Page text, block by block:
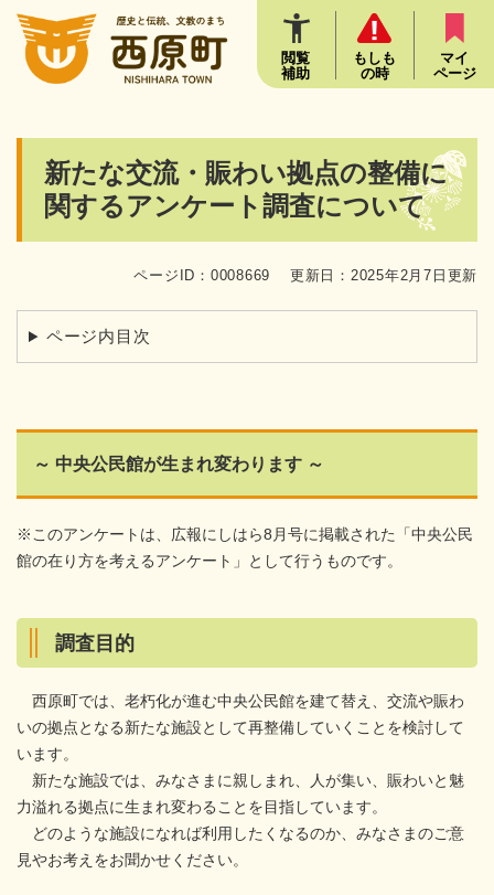
メニューを飛ばして本文へ
閲覧
補助
もしも
の時
マイ
ページ
新たな交流・賑わい拠点の整備に
関するアンケート調査について
ページID：0008669 更新日：2025年2月7日更新
ページ内目次
～ 中央公民館が生まれ変わります ～
※このアンケートは、広報にしはら8月号に掲載された「中央公民
館の在り方を考えるアンケート」として行うものです。
調査目的
西原町では、老朽化が進む中央公民館を建て替え、交流や賑わ
いの拠点となる新たな施設として再整備していくことを検討して
います。
新たな施設では、みなさまに親しまれ、人が集い、賑わいと魅
力溢れる拠点に生まれ変わることを目指しています。
どのような施設になれば利用したくなるのか、みなさまのご意
見やお考えをお聞かせください。